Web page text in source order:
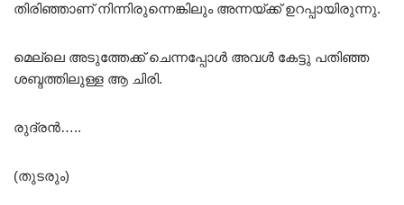
തിരിഞ്ഞാണ് നിന്നിരുന്നെങ്കിലും അന്നയ്ക്ക് ഉറപ്പായിരുന്നു.
മെല്ലെ അടുത്തേക്ക് ചെന്നപ്പോൾ അവൾ കേട്ടു പതിഞ്ഞ
ശബ്ദത്തിലുള്ള ആ ചിരി.
രുദ്രൻ…..
(തുടരും)